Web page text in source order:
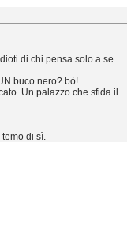
di chi pensa solo a se
buco nero? bò!
Un palazzo che sfida il
di sì.